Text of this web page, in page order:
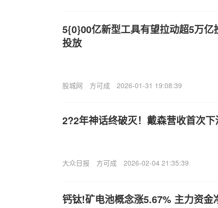
5{0}00亿新型工具有望拉动超5万
投放
股城网 方可成 2026-01-31 19:08:39
2?2年神话终破灭！戴森营收首次
大众日报 方可成 2026-02-04 21:35:39
钙钛!矿电池概念涨5.67% 主力资金